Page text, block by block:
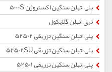
پلی اتیلن سنگین اکستروژن 5000S
تری اتیلن گلایکول
پلی اتیلن سنگین تزریقی 52502
پلی اتیلن سنگین تزریقی 52502SU
پلی اتیلن سنگین تزریقی 52501